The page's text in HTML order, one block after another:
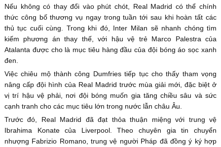
Nếu không có thay đổi vào phút chót, Real Madrid có thể chính
thức công bố thương vụ ngay trong tuần tới sau khi hoàn tất các
thủ tục cuối cùng. Trong khi đó, Inter Milan sẽ nhanh chóng tìm
kiếm phương án thay thế, với hậu vệ trẻ Marco Palestra của
Atalanta được cho là mục tiêu hàng đầu của đội bóng áo sọc xanh
đen.
Việc chiêu mộ thành công Dumfries tiếp tục cho thấy tham vọng
nâng cấp đội hình của Real Madrid trước mùa giải mới, đặc biệt ở
vị trí hậu vệ phải, nơi đội bóng muốn gia tăng chiều sâu và sức
cạnh tranh cho các mục tiêu lớn trong nước lẫn châu Âu.
Trước đó, Real Madrid đã đạt thỏa thuận miệng với trung vệ
Ibrahima Konate của Liverpool. Theo chuyên gia tin chuyển
nhượng Fabrizio Romano, trung vệ người Pháp đã đồng ý ký hợp